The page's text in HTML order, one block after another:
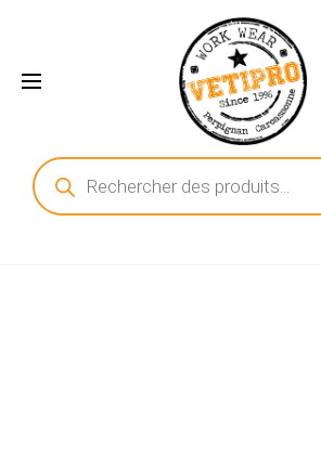
Recherche
de
produits